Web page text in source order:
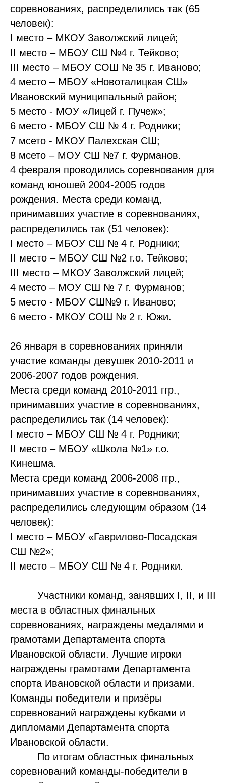
соревнованиях, распределились так (65
человек):
I место – МКОУ Заволжский лицей;
II место – МБОУ СШ №4 г. Тейково;
III место – МБОУ СОШ № 35 г. Иваново;
4 место – МБОУ «Новоталицкая СШ»
Ивановский муниципальный район;
5 место - МОУ «Лицей г. Пучеж»;
6 место - МБОУ СШ № 4 г. Родники;
7 мсето - МКОУ Палехская СШ;
8 мсето – МОУ СШ №7 г. Фурманов.
4 февраля проводились соревнования для
команд юношей 2004-2005 годов
рождения. Места среди команд,
принимавших участие в соревнованиях,
распределились так (51 человек):
I место – МБОУ СШ № 4 г. Родники;
II место – МБОУ СШ №2 г.о. Тейково;
III место – МКОУ Заволжский лицей;
4 место – МОУ СШ № 7 г. Фурманов;
5 место - МБОУ СШ№9 г. Иваново;
6 место - МКОУ СОШ № 2 г. Южи.
26 января в соревнованиях приняли
участие команды девушек 2010-2011 и
2006-2007 годов рождения.
Места среди команд 2010-2011 ггр.,
принимавших участие в соревнованиях,
распределились так (14 человек):
I место – МБОУ СШ № 4 г. Родники;
II место – МБОУ «Школа №1» г.о.
Кинешма.
Места среди команд 2006-2008 ггр.,
принимавших участие в соревнованиях,
распределились следующим образом (14
человек):
I место – МБОУ «Гаврилово-Посадская
СШ №2»;
II место – МБОУ СШ № 4 г. Родники.
Участники команд, занявших I, II, и III
места в областных финальных
соревнованиях, награждены медалями и
грамотами Департамента спорта
Ивановской области. Лучшие игроки
награждены грамотами Департамента
спорта Ивановской области и призами.
Команды победители и призёры
соревнований награждены кубками и
дипломами Департамента спорта
Ивановской области.
По итогам областных финальных
соревнований команды-победители в